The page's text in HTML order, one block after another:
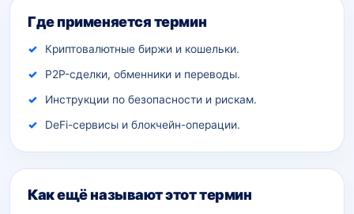
Где применяется термин
Криптовалютные биржи и кошельки.
P2P-сделки, обменники и переводы.
Инструкции по безопасности и рискам.
DeFi-сервисы и блокчейн-операции.
Как ещё называют этот термин